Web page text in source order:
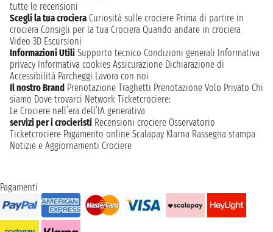
tutte le recensioni
Scegli la tua crociera Curiosità sulle crociere Prima di partire in
crociera Consigli per la tua Crociera Quando andare in crociera
Video 3D Escursioni
Informazioni Utili Supporto tecnico Condizioni generali Informativa
privacy Informativa cookies Assicurazione Dichiarazione di
Accessibilità Parcheggi Lavora con noi
Il nostro Brand Prenotazione Traghetti Prenotazione Volo Privato Chi
siamo Dove trovarci Network Ticketcrociere:
Le Crociere nell’era dell’IA generativa
servizi per i crocieristi Recensioni crociere Osservatorio
Ticketcrociere Pagamento online Scalapay Klarna Rassegna stampa
Notizie e Aggiornamenti Crociere
Pagamenti